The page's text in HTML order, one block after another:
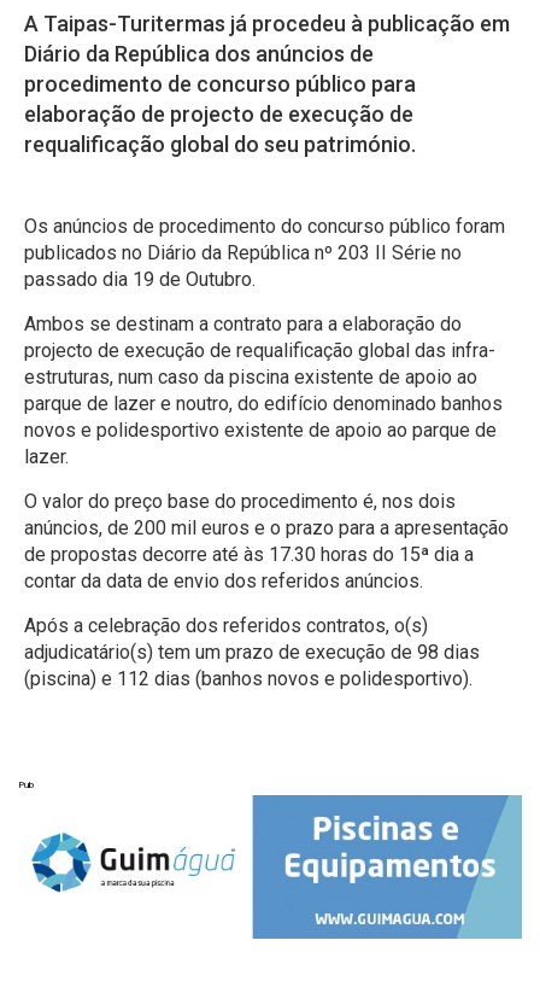
A Taipas-Turitermas já procedeu à publicação em
Diário da República dos anúncios de
procedimento de concurso público para
elaboração de projecto de execução de
requalificação global do seu património.
Os anúncios de procedimento do concurso público foram
publicados no Diário da República nº 203 II Série no
passado dia 19 de Outubro.
Ambos se destinam a contrato para a elaboração do
projecto de execução de requalificação global das infra-
estruturas, num caso da piscina existente de apoio ao
parque de lazer e noutro, do edifício denominado banhos
novos e polidesportivo existente de apoio ao parque de
lazer.
O valor do preço base do procedimento é, nos dois
anúncios, de 200 mil euros e o prazo para a apresentação
de propostas decorre até às 17.30 horas do 15ª dia a
contar da data de envio dos referidos anúncios.
Após a celebração dos referidos contratos, o(s)
adjudicatário(s) tem um prazo de execução de 98 dias
(piscina) e 112 dias (banhos novos e polidesportivo).
Pub